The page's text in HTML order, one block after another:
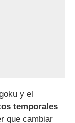
y el
temporales
que cambiar